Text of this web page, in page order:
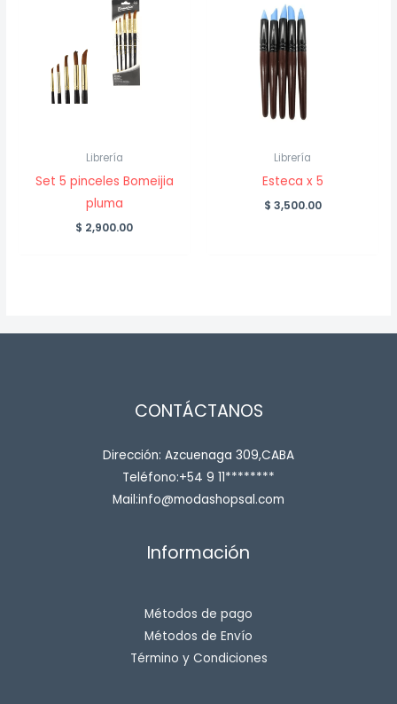
Librería
Set 5 pinceles Bomeijia
pluma
$ 2,900.00
Librería
Esteca x 5
$ 3,500.00
CONTÁCTANOS
Dirección: Azcuenaga 309,CABA
Teléfono:+54 9 11********
Mail:info@modashopsal.com
Información
Métodos de pago
Métodos de Envío
Término y Condiciones